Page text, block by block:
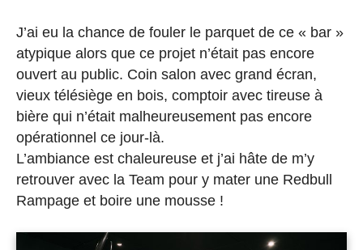
J’ai eu la chance de fouler le parquet de ce « bar »
atypique alors que ce projet n’était pas encore
ouvert au public. Coin salon avec grand écran,
vieux télésiège en bois, comptoir avec tireuse à
bière qui n’était malheureusement pas encore
opérationnel ce jour-là.
L’ambiance est chaleureuse et j’ai hâte de m’y
retrouver avec la Team pour y mater une Redbull
Rampage et boire une mousse !